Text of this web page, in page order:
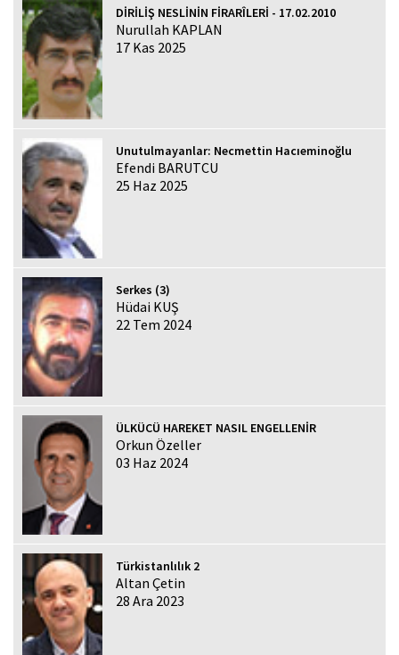
DİRİLİŞ NESLİNİN FİRARÎLERİ - 17.02.2010
Nurullah KAPLAN
17 Kas 2025
Unutulmayanlar: Necmettin Hacıeminoğlu
Efendi BARUTCU
25 Haz 2025
Serkes (3)
Hüdai KUŞ
22 Tem 2024
ÜLKÜCÜ HAREKET NASIL ENGELLENİR
Orkun Özeller
03 Haz 2024
Türkistanlılık 2
Altan Çetin
28 Ara 2023